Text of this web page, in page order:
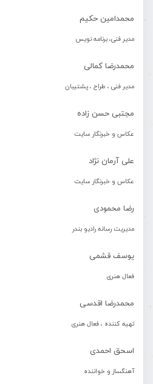
محمدامین حکیم
مدیر فنی، برنامه نویس
محمدرضا کمالی
مدیر فنی ، طراح ، پشتیبان
مجتبی حسن زاده
عکاس و خبرنگار سایت
علی آرمان نژاد
عکاس و خبرنگار سایت
رضا محمودی
مدیریت رسانه رادیو بندر
یوسف قشمی
فعال هنری
محمدرضا اقدسی
تهیه کننده ، فعال هنری
اسحق احمدی
آهنگساز و خواننده